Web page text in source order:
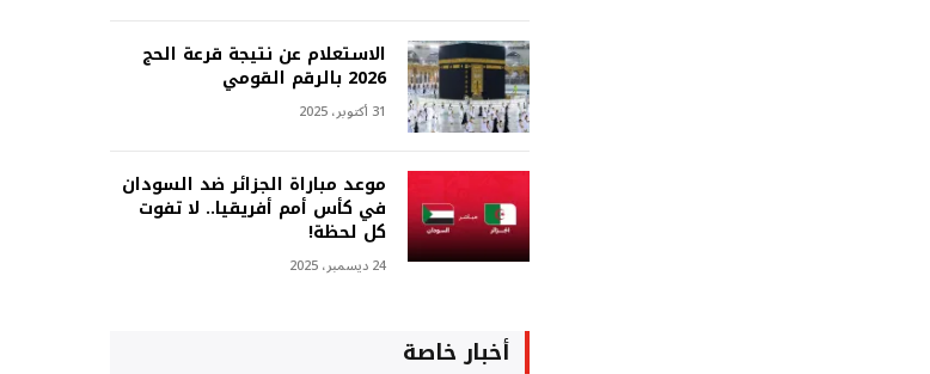
الاستعلام عن نتيجة قرعة الحج
2026 بالرقم القومي
31 أكتوبر، 2025
موعد مباراة الجزائر ضد السودان
في كأس أمم أفريقيا.. لا تفوت
كل لحظة!
24 ديسمبر، 2025
أخبار خاصة